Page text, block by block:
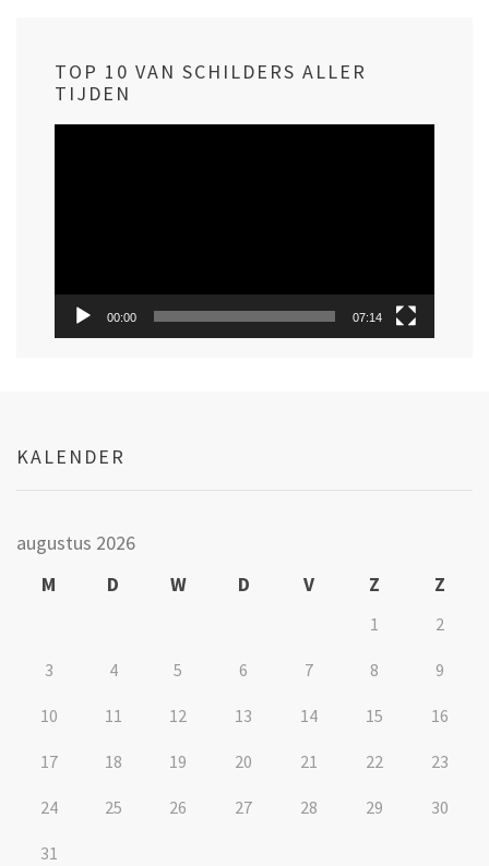
TOP 10 VAN SCHILDERS ALLER
TIJDEN
00:00 07:14
KALENDER
augustus 2026
M
D W D V Z Z
1 2
3 4 5 6 7 8 9
10 11 12 13 14 15 16
17 18 19 20 21 22 23
24 25 26 27 28 29 30
31